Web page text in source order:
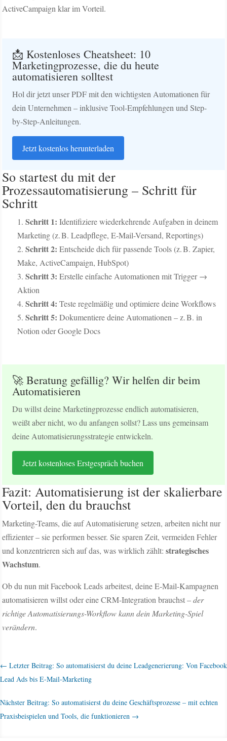
ActiveCampaign klar im Vorteil.
📩 Kostenloses Cheatsheet: 10
Marketingprozesse, die du heute
automatisieren solltest
Hol dir jetzt unser PDF mit den wichtigsten Automationen für
dein Unternehmen – inklusive Tool-Empfehlungen und Step-
by-Step-Anleitungen.
Jetzt kostenlos herunterladen
So startest du mit der
Prozessautomatisierung – Schritt für
Schritt
Schritt 1: Identifiziere wiederkehrende Aufgaben in deinem
Marketing (z. B. Leadpflege, E-Mail-Versand, Reportings)
Schritt 2: Entscheide dich für passende Tools (z. B. Zapier,
Make, ActiveCampaign, HubSpot)
Schritt 3: Erstelle einfache Automationen mit Trigger →
Aktion
Schritt 4: Teste regelmäßig und optimiere deine Workflows
Schritt 5: Dokumentiere deine Automationen – z. B. in
Notion oder Google Docs
🚀 Beratung gefällig? Wir helfen dir beim
Automatisieren
Du willst deine Marketingprozesse endlich automatisieren,
weißt aber nicht, wo du anfangen sollst? Lass uns gemeinsam
deine Automatisierungsstrategie entwickeln.
Jetzt kostenloses Erstgespräch buchen
Fazit: Automatisierung ist der skalierbare
Vorteil, den du brauchst
Marketing-Teams, die auf Automatisierung setzen, arbeiten nicht nur
effizienter – sie performen besser. Sie sparen Zeit, vermeiden Fehler
und konzentrieren sich auf das, was wirklich zählt:strategisches
Wachstum.
Ob du nun mit Facebook Leads arbeitest, deine E-Mail-Kampagnen
automatisieren willst oder eine CRM-Integration brauchst –der
richtige Automatisierungs-Workflow kann dein Marketing-Spiel
verändern.
← Letzter Beitrag: So automatisierst du deine Leadgenerierung: Von Facebook
Lead Ads bis E-Mail-Marketing
Nächster Beitrag: So automatisierst du deine Geschäftsprozesse – mit echten
Praxisbeispielen und Tools, die funktionieren →